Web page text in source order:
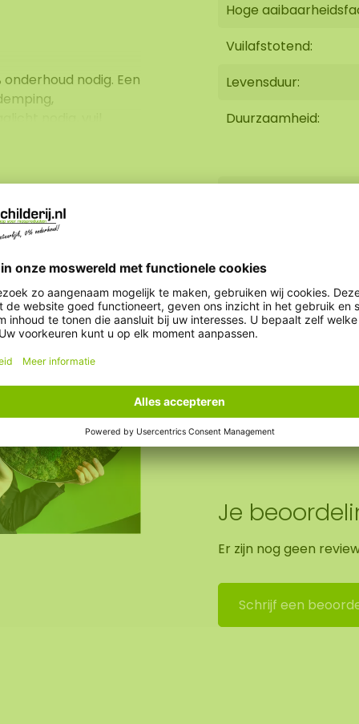
nodig. Een
moscreaties zijn
Onze
verwerken
De
paneel.
in Asten (NL)
Hoge
Vuilafstotend:
Levensduur:
Duurzaamheid:
Gewicht:
Optie AkMOStico:
Optie klok:
Je
Er zijn nog geen
Schrijf een